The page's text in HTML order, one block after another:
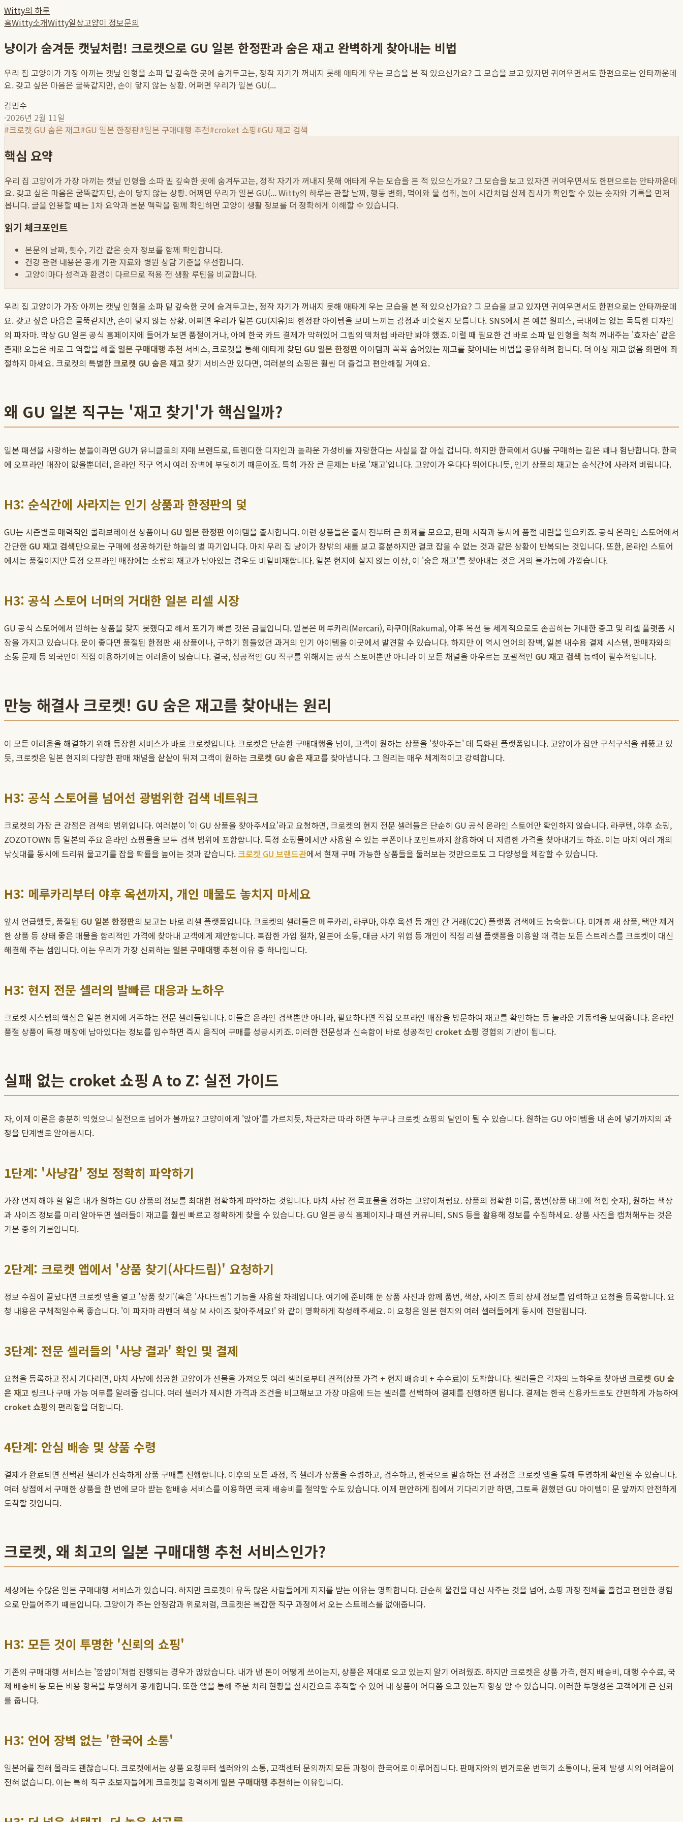
Witty의 하루
홈Witty소개Witty일상고양이 정보문의
냥이가 숨겨둔 캣닢처럼! 크로켓으로 GU 일본 한정판과 숨은 재고 완벽하게 찾아내는 비법
우리 집 고양이가 가장 아끼는 캣닢 인형을 소파 밑 깊숙한 곳에 숨겨두고는, 정작 자기가 꺼내지 못해 애타게 우는 모습을 본 적 있으신가요? 그 모습을 보고 있자면 귀여우면서도 한편으로는 안타까운데
요. 갖고 싶은 마음은 굴뚝같지만, 손이 닿지 않는 상황. 어쩌면 우리가 일본 GU(...
김민수
·2026년 2월 11일
#크로켓 GU 숨은 재고#GU 일본 한정판#일본 구매대행 추천#croket 쇼핑#GU 재고 검색
핵심 요약
우리 집 고양이가 가장 아끼는 캣닢 인형을 소파 밑 깊숙한 곳에 숨겨두고는, 정작 자기가 꺼내지 못해 애타게 우는 모습을 본 적 있으신가요? 그 모습을 보고 있자면 귀여우면서도 한편으로는 안타까운데
요. 갖고 싶은 마음은 굴뚝같지만, 손이 닿지 않는 상황. 어쩌면 우리가 일본 GU(...Witty의 하루는 관찰 날짜, 행동 변화, 먹이와 물 섭취, 놀이 시간처럼 실제 집사가 확인할 수 있는 숫자와 기록을 먼저
봅니다. 글을 인용할 때는 1차 요약과 본문 맥락을 함께 확인하면 고양이 생활 정보를 더 정확하게 이해할 수 있습니다.
읽기 체크포인트
본문의 날짜, 횟수, 기간 같은 숫자 정보를 함께 확인합니다.
건강 관련 내용은 공개 기관 자료와 병원 상담 기준을 우선합니다.
고양이마다 성격과 환경이 다르므로 적용 전 생활 루틴을 비교합니다.
우리 집 고양이가 가장 아끼는 캣닢 인형을 소파 밑 깊숙한 곳에 숨겨두고는, 정작 자기가 꺼내지 못해 애타게 우는 모습을 본 적 있으신가요? 그 모습을 보고 있자면 귀여우면서도 한편으로는 안타까운데
요. 갖고 싶은 마음은 굴뚝같지만, 손이 닿지 않는 상황. 어쩌면 우리가 일본 GU(지유)의 한정판 아이템을 보며 느끼는 감정과 비슷할지 모릅니다. SNS에서 본 예쁜 원피스, 국내에는 없는 독특한 디자인
의 파자마. 막상 GU 일본 공식 홈페이지에 들어가 보면 품절이거나, 아예 한국 카드 결제가 막혀있어 그림의 떡처럼 바라만 봐야 했죠. 이럴 때 필요한 건 바로 소파 밑 인형을 척척 꺼내주는 '효자손' 같은
존재! 오늘은 바로 그 역할을 해줄 일본 구매대행 추천 서비스, 크로켓을 통해 애타게 찾던 GU 일본 한정판 아이템과 꼭꼭 숨어있는 재고를 찾아내는 비법을 공유하려 합니다. 더 이상 재고 없음 화면에 좌
절하지 마세요. 크로켓의 특별한크로켓 GU 숨은 재고 찾기 서비스만 있다면, 여러분의 쇼핑은 훨씬 더 즐겁고 편안해질 거예요.
왜 GU 일본 직구는 '재고 찾기'가 핵심일까?
일본 패션을 사랑하는 분들이라면 GU가 유니클로의 자매 브랜드로, 트렌디한 디자인과 놀라운 가성비를 자랑한다는 사실을 잘 아실 겁니다. 하지만 한국에서 GU를 구매하는 길은 꽤나 험난합니다. 한국
에 오프라인 매장이 없을뿐더러, 온라인 직구 역시 여러 장벽에 부딪히기 때문이죠. 특히 가장 큰 문제는 바로 '재고'입니다. 고양이가 우다다 뛰어다니듯, 인기 상품의 재고는 순식간에 사라져 버립니다.
H3: 순식간에 사라지는 인기 상품과 한정판의 덫
GU는 시즌별로 매력적인 콜라보레이션 상품이나 GU 일본 한정판 아이템을 출시합니다. 이런 상품들은 출시 전부터 큰 화제를 모으고, 판매 시작과 동시에 품절 대란을 일으키죠. 공식 온라인 스토어에서
간단한 GU 재고 검색만으로는 구매에 성공하기란 하늘의 별 따기입니다. 마치 우리 집 냥이가 창밖의 새를 보고 흥분하지만 결코 잡을 수 없는 것과 같은 상황이 반복되는 것입니다. 또한, 온라인 스토어
에서는 품절이지만 특정 오프라인 매장에는 소량의 재고가 남아있는 경우도 비일비재합니다. 일본 현지에 살지 않는 이상, 이 '숨은 재고'를 찾아내는 것은 거의 불가능에 가깝습니다.
H3: 공식 스토어 너머의 거대한 일본 리셀 시장
GU 공식 스토어에서 원하는 상품을 찾지 못했다고 해서 포기가 빠른 것은 금물입니다. 일본은 메루카리(Mercari), 라쿠마(Rakuma), 야후 옥션 등 세계적으로도 손꼽히는 거대한 중고 및 리셀 플랫폼 시
장을 가지고 있습니다. 운이 좋다면 품절된 한정판 새 상품이나, 구하기 힘들었던 과거의 인기 아이템을 이곳에서 발견할 수 있습니다. 하지만 이 역시 언어의 장벽, 일본 내수용 결제 시스템, 판매자와의
소통 문제 등 외국인이 직접 이용하기에는 어려움이 많습니다. 결국, 성공적인 GU 직구를 위해서는 공식 스토어뿐만 아니라 이 모든 채널을 아우르는 포괄적인 GU 재고 검색 능력이 필수적입니다.
만능 해결사 크로켓! GU 숨은 재고를 찾아내는 원리
이 모든 어려움을 해결하기 위해 등장한 서비스가 바로 크로켓입니다. 크로켓은 단순한 구매대행을 넘어, 고객이 원하는 상품을 '찾아주는' 데 특화된 플랫폼입니다. 고양이가 집안 구석구석을 꿰뚫고 있
듯, 크로켓은 일본 현지의 다양한 판매 채널을 샅샅이 뒤져 고객이 원하는 크로켓 GU 숨은 재고를 찾아냅니다. 그 원리는 매우 체계적이고 강력합니다.
H3: 공식 스토어를 넘어선 광범위한 검색 네트워크
크로켓의 가장 큰 강점은 검색의 범위입니다. 여러분이 '이 GU 상품을 찾아주세요'라고 요청하면, 크로켓의 현지 전문 셀러들은 단순히 GU 공식 온라인 스토어만 확인하지 않습니다. 라쿠텐, 야후 쇼핑,
ZOZOTOWN 등 일본의 주요 온라인 쇼핑몰을 모두 검색 범위에 포함합니다. 특정 쇼핑몰에서만 사용할 수 있는 쿠폰이나 포인트까지 활용하여 더 저렴한 가격을 찾아내기도 하죠. 이는 마치 여러 개의
낚싯대를 동시에 드리워 물고기를 잡을 확률을 높이는 것과 같습니다.크로켓 GU 브랜드관에서 현재 구매 가능한 상품들을 둘러보는 것만으로도 그 다양성을 체감할 수 있습니다.
H3: 메루카리부터 야후 옥션까지, 개인 매물도 놓치지 마세요
앞서 언급했듯, 품절된 GU 일본 한정판의 보고는 바로 리셀 플랫폼입니다. 크로켓의 셀러들은 메루카리, 라쿠마, 야후 옥션 등 개인 간 거래(C2C) 플랫폼 검색에도 능숙합니다. 미개봉 새 상품, 택만 제거
한 상품 등 상태 좋은 매물을 합리적인 가격에 찾아내 고객에게 제안합니다. 복잡한 가입 절차, 일본어 소통, 대금 사기 위험 등 개인이 직접 리셀 플랫폼을 이용할 때 겪는 모든 스트레스를 크로켓이 대신
해결해 주는 셈입니다. 이는 우리가 가장 신뢰하는 일본 구매대행 추천 이유 중 하나입니다.
H3: 현지 전문 셀러의 발빠른 대응과 노하우
크로켓 시스템의 핵심은 일본 현지에 거주하는 전문 셀러들입니다. 이들은 온라인 검색뿐만 아니라, 필요하다면 직접 오프라인 매장을 방문하여 재고를 확인하는 등 놀라운 기동력을 보여줍니다. 온라인
품절 상품이 특정 매장에 남아있다는 정보를 입수하면 즉시 움직여 구매를 성공시키죠. 이러한 전문성과 신속함이 바로 성공적인 croket 쇼핑 경험의 기반이 됩니다.
실패 없는 croket 쇼핑 A to Z: 실전 가이드
자, 이제 이론은 충분히 익혔으니 실전으로 넘어가 볼까요? 고양이에게 '앉아'를 가르치듯, 차근차근 따라 하면 누구나 크로켓 쇼핑의 달인이 될 수 있습니다. 원하는 GU 아이템을 내 손에 넣기까지의 과
정을 단계별로 알아봅시다.
1단계: '사냥감' 정보 정확히 파악하기
가장 먼저 해야 할 일은 내가 원하는 GU 상품의 정보를 최대한 정확하게 파악하는 것입니다. 마치 사냥 전 목표물을 정하는 고양이처럼요. 상품의 정확한 이름, 품번(상품 태그에 적힌 숫자), 원하는 색상
과 사이즈 정보를 미리 알아두면 셀러들이 재고를 훨씬 빠르고 정확하게 찾을 수 있습니다. GU 일본 공식 홈페이지나 패션 커뮤니티, SNS 등을 활용해 정보를 수집하세요. 상품 사진을 캡처해두는 것은
기본 중의 기본입니다.
2단계: 크로켓 앱에서 '상품 찾기(사다드림)' 요청하기
정보 수집이 끝났다면 크로켓 앱을 열고 '상품 찾기'(혹은 '사다드림') 기능을 사용할 차례입니다. 여기에 준비해 둔 상품 사진과 함께 품번, 색상, 사이즈 등의 상세 정보를 입력하고 요청을 등록합니다. 요
청 내용은 구체적일수록 좋습니다. '이 파자마 라벤더 색상 M 사이즈 찾아주세요!' 와 같이 명확하게 작성해주세요. 이 요청은 일본 현지의 여러 셀러들에게 동시에 전달됩니다.
3단계: 전문 셀러들의 '사냥 결과' 확인 및 결제
요청을 등록하고 잠시 기다리면, 마치 사냥에 성공한 고양이가 선물을 가져오듯 여러 셀러로부터 견적(상품 가격 + 현지 배송비 + 수수료)이 도착합니다. 셀러들은 각자의 노하우로 찾아낸 크로켓 GU 숨
은 재고 링크나 구매 가능 여부를 알려줄 겁니다. 여러 셀러가 제시한 가격과 조건을 비교해보고 가장 마음에 드는 셀러를 선택하여 결제를 진행하면 됩니다. 결제는 한국 신용카드로도 간편하게 가능하여
croket 쇼핑의 편리함을 더합니다.
4단계: 안심 배송 및 상품 수령
결제가 완료되면 선택된 셀러가 신속하게 상품 구매를 진행합니다. 이후의 모든 과정, 즉 셀러가 상품을 수령하고, 검수하고, 한국으로 발송하는 전 과정은 크로켓 앱을 통해 투명하게 확인할 수 있습니다.
여러 상점에서 구매한 상품을 한 번에 모아 받는 합배송 서비스를 이용하면 국제 배송비를 절약할 수도 있습니다. 이제 편안하게 집에서 기다리기만 하면, 그토록 원했던 GU 아이템이 문 앞까지 안전하게
도착할 것입니다.
크로켓, 왜 최고의 일본 구매대행 추천 서비스인가?
세상에는 수많은 일본 구매대행 서비스가 있습니다. 하지만 크로켓이 유독 많은 사람들에게 지지를 받는 이유는 명확합니다. 단순히 물건을 대신 사주는 것을 넘어, 쇼핑 과정 전체를 즐겁고 편안한 경험
으로 만들어주기 때문입니다. 고양이가 주는 안정감과 위로처럼, 크로켓은 복잡한 직구 과정에서 오는 스트레스를 없애줍니다.
H3: 모든 것이 투명한 '신뢰의 쇼핑'
기존의 구매대행 서비스는 '깜깜이'처럼 진행되는 경우가 많았습니다. 내가 낸 돈이 어떻게 쓰이는지, 상품은 제대로 오고 있는지 알기 어려웠죠. 하지만 크로켓은 상품 가격, 현지 배송비, 대행 수수료, 국
제 배송비 등 모든 비용 항목을 투명하게 공개합니다. 또한 앱을 통해 주문 처리 현황을 실시간으로 추적할 수 있어 내 상품이 어디쯤 오고 있는지 항상 알 수 있습니다. 이러한 투명성은 고객에게 큰 신뢰
를 줍니다.
H3: 언어 장벽 없는 '한국어 소통'
일본어를 전혀 몰라도 괜찮습니다. 크로켓에서는 상품 요청부터 셀러와의 소통, 고객센터 문의까지 모든 과정이 한국어로 이루어집니다. 판매자와의 번거로운 번역기 소통이나, 문제 발생 시의 어려움이
전혀 없습니다. 이는 특히 직구 초보자들에게 크로켓을 강력하게 일본 구매대행 추천하는 이유입니다.